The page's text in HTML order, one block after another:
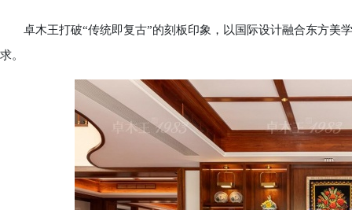
卓木王打破“传统即复古”的刻板印象，以国际设计融合东方美
求。